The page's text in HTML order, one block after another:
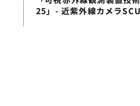
25」- 近紫外線カメラ